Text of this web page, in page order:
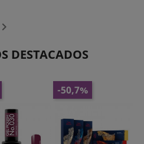

DESTACADOS
-50,7%